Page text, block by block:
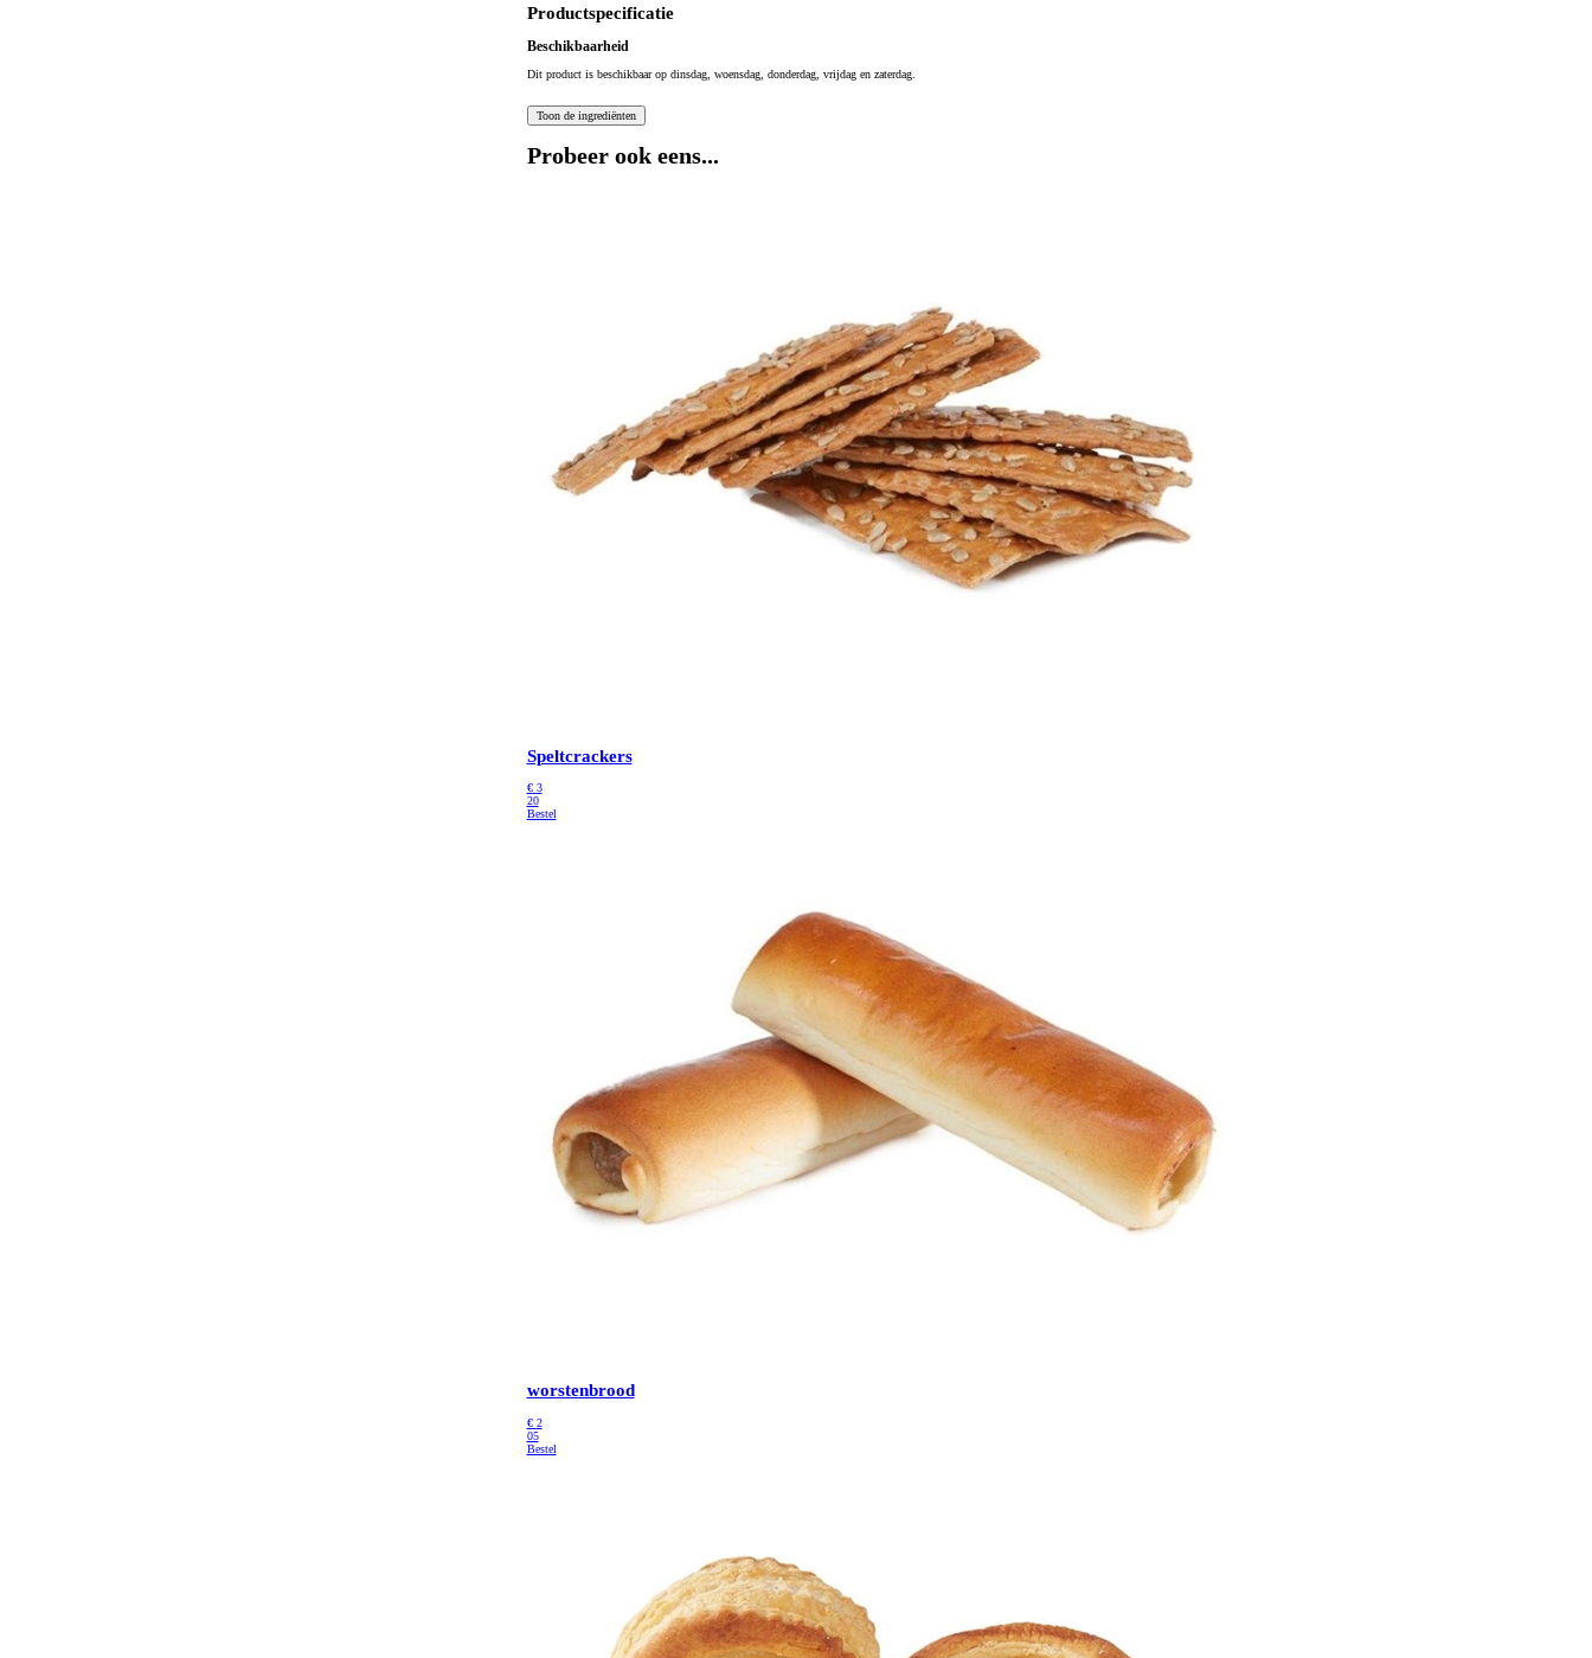
Productspecificatie
Beschikbaarheid
Dit product is beschikbaar op dinsdag, woensdag, donderdag, vrijdag en zaterdag.
Probeer ook eens...
Speltcrackers
€ 3
20
Bestel
worstenbrood
€ 2
05
Bestel